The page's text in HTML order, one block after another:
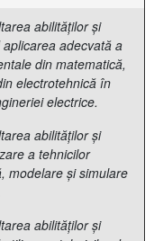
abilităţilor şi
adecvată a
din matematică,
electrotehnică în
electrice.
abilităţilor şi
a tehnicilor
modelare şi simulare
abilităţilor şi